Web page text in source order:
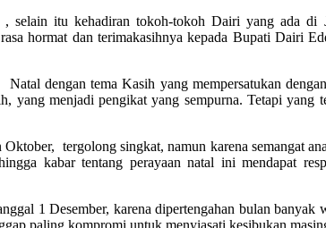
itu kehadiran tokoh-tokoh Dairi yang ada di
hormat dan terimakasihnya kepada Bupati Dairi
dengan tema Kasih yang mempersatukan
yang menjadi pengikat yang sempurna. Tetapi
tergolong singkat, namun karena semangat
kabar tentang perayaan natal ini mendapat
1 Desember, karena dipertengahan bulan